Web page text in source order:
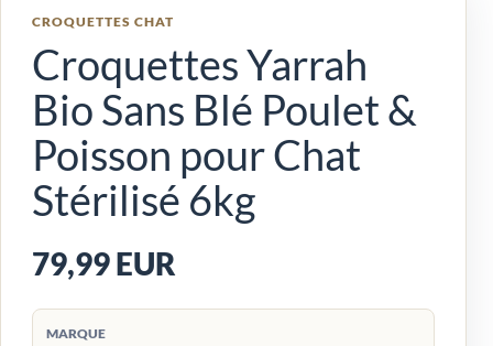
CROQUETTES CHAT
Croquettes Yarrah
Bio Sans Blé Poulet &
Poisson pour Chat
Stérilisé 6kg
79,99 EUR
MARQUE